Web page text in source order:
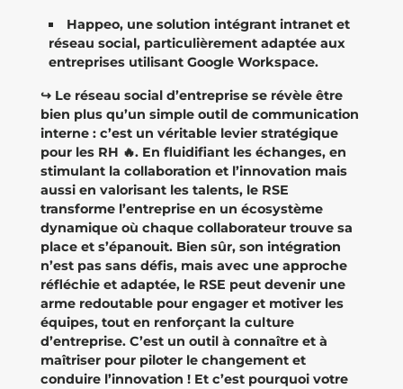
Happeo, une solution intégrant intranet et
réseau social, particulièrement adaptée aux
entreprises utilisant Google Workspace.
↪️ Le réseau social d’entreprise se révèle être
bien plus qu’un simple outil de communication
interne : c’est un véritable levier stratégique
pour les RH 🔥. En fluidifiant les échanges, en
stimulant la collaboration et l’innovation mais
aussi en valorisant les talents, le RSE
transforme l’entreprise en un écosystème
dynamique où chaque collaborateur trouve sa
place et s’épanouit. Bien sûr, son intégration
n’est pas sans défis, mais avec une approche
réfléchie et adaptée, le RSE peut devenir une
arme redoutable pour engager et motiver les
équipes, tout en renforçant la culture
d’entreprise. C’est un outil à connaître et à
maîtriser pour piloter le changement et
conduire l’innovation ! Et c’est pourquoi votre